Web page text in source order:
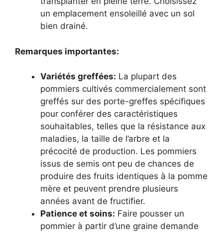
un emplacement ensoleillé avec un sol
bien drainé.
Remarques importantes:
Variétés greffées: La plupart des
pommiers cultivés commercialement sont
greffés sur des porte-greffes spécifiques
pour conférer des caractéristiques
souhaitables, telles que la résistance aux
maladies, la taille de l’arbre et la
précocité de production. Les pommiers
issus de semis ont peu de chances de
produire des fruits identiques à la pomme
mère et peuvent prendre plusieurs
années avant de fructifier.
Patience et soins: Faire pousser un
pommier à partir d’une graine demande